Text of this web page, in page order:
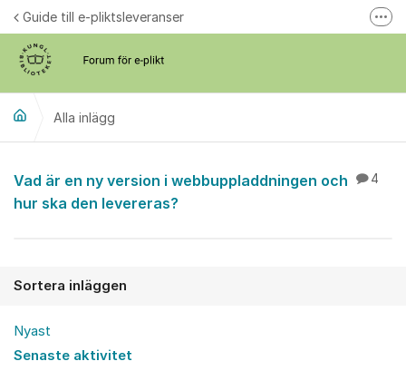
Hoppa till innehåll
Guide till e-pliktsleveranser
Alla inlägg
Alla inlägg
Vad är en ny version i webbuppladdningen och
hur ska den levereras?
4
Sortera inläggen
Nyast
Senaste aktivitet